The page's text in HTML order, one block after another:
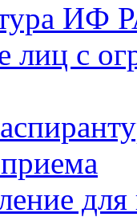
ИФ
лиц с
для